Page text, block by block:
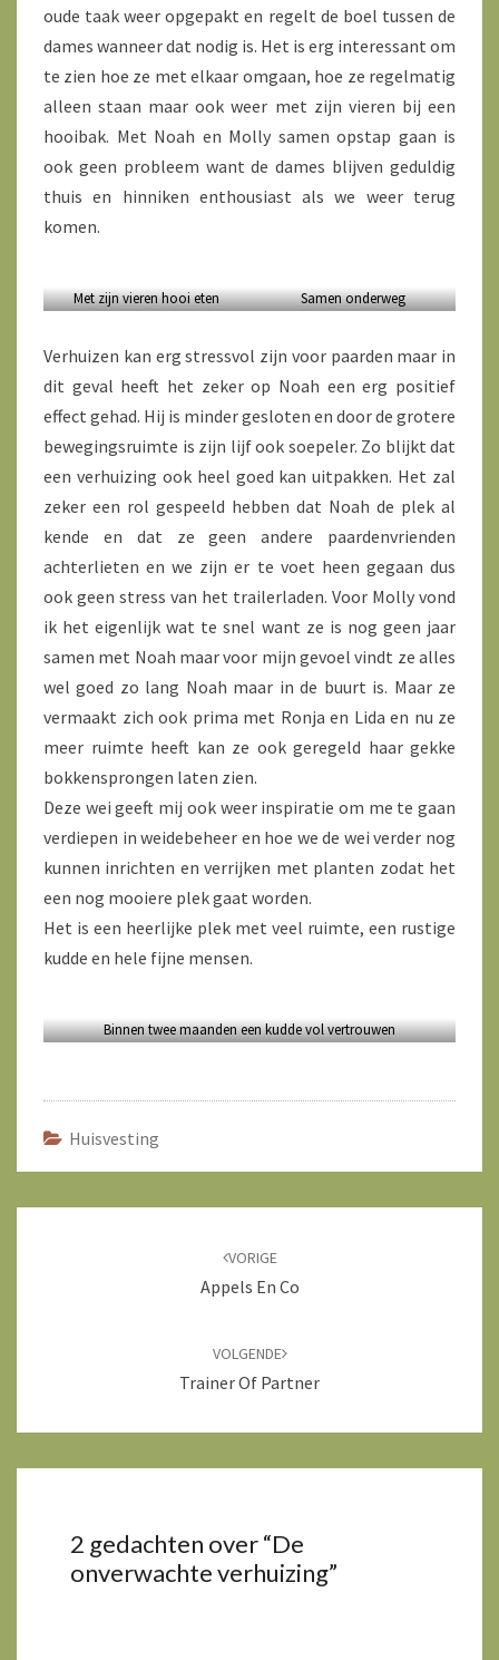
oude taak weer opgepakt en regelt de boel tussen de
dames wanneer dat nodig is. Het is erg interessant om
te zien hoe ze met elkaar omgaan, hoe ze regelmatig
alleen staan maar ook weer met zijn vieren bij een
hooibak. Met Noah en Molly samen opstap gaan is
ook geen probleem want de dames blijven geduldig
thuis en hinniken enthousiast als we weer terug
komen.
Met zijn vieren hooi eten Samen onderweg
Verhuizen kan erg stressvol zijn voor paarden maar in
dit geval heeft het zeker op Noah een erg positief
effect gehad. Hij is minder gesloten en door de grotere
bewegingsruimte is zijn lijf ook soepeler. Zo blijkt dat
een verhuizing ook heel goed kan uitpakken. Het zal
zeker een rol gespeeld hebben dat Noah de plek al
kende en dat ze geen andere paardenvrienden
achterlieten en we zijn er te voet heen gegaan dus
ook geen stress van het trailerladen. Voor Molly vond
ik het eigenlijk wat te snel want ze is nog geen jaar
samen met Noah maar voor mijn gevoel vindt ze alles
wel goed zo lang Noah maar in de buurt is. Maar ze
vermaakt zich ook prima met Ronja en Lida en nu ze
meer ruimte heeft kan ze ook geregeld haar gekke
bokkensprongen laten zien.
Deze wei geeft mij ook weer inspiratie om me te gaan
verdiepen in weidebeheer en hoe we de wei verder nog
kunnen inrichten en verrijken met planten zodat het
een nog mooiere plek gaat worden.
Het is een heerlijke plek met veel ruimte, een rustige
kudde en hele fijne mensen.
Binnen twee maanden een kudde vol vertrouwen
Huisvesting
VORIGE
Appels En Co
VOLGENDE
Trainer Of Partner
2 gedachten over “De
onverwachte verhuizing”